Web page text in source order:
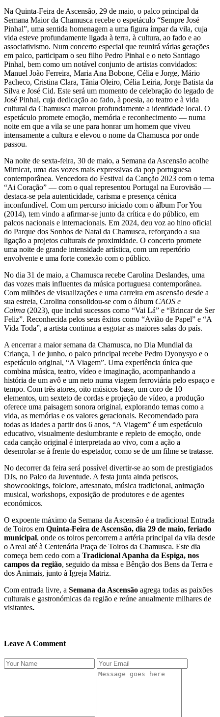
Na Quinta-Feira de Ascensão, 29 de maio, o palco principal da
Semana Maior da Chamusca recebe o espetáculo “Sempre José
Pinhal”, uma sentida homenagem a uma figura ímpar da vila, cuja
vida esteve profundamente ligada à terra, à cultura, ao fado e ao
associativismo. Num concerto especial que reunirá várias gerações
em palco, participam o seu filho Pedro Pinhal e o neto Santiago
Pinhal, bem como um notável conjunto de artistas convidados:
Manuel João Ferreira, Maria Ana Bobone, Célia e Jorge, Mário
Pacheco, Cristina Clara, Tânia Oleiro, Célia Leiria, Jorge Batista da
Silva e José Cid. Este será um momento de celebração do legado de
José Pinhal, cuja dedicação ao fado, à poesia, ao teatro e à vida
cultural da Chamusca marcou profundamente a identidade local. O
espetáculo promete emoção, memória e reconhecimento — numa
noite em que a vila se une para honrar um homem que viveu
intensamente a cultura e elevou o nome da Chamusca por onde
passou.
Na noite de sexta-feira, 30 de maio, a Semana da Ascensão acolhe
Mimicat, uma das vozes mais expressivas da pop portuguesa
contemporânea. Vencedora do Festival da Canção 2023 com o tema
“Ai Coração” — com o qual representou Portugal na Eurovisão —
destaca-se pela autenticidade, carisma e presença cénica
inconfundível. Com um percurso iniciado com o álbum For You
(2014), tem vindo a afirmar-se junto da crítica e do público, em
palcos nacionais e internacionais. Em 2024, deu voz ao hino oficial
do Parque dos Sonhos de Natal da Chamusca, reforçando a sua
ligação a projetos culturais de proximidade. O concerto promete
uma noite de grande intensidade artística, com um repertório
envolvente e uma forte conexão com o público.
No dia 31 de maio, a Chamusca recebe Carolina Deslandes, uma
das vozes mais influentes da música portuguesa contemporânea.
Com milhões de visualizações e uma carreira em ascensão desde a
sua estreia, Carolina consolidou-se com o álbum CAOS e
Calma (2023), que inclui sucessos como “Vai Lá” e “Brincar de Ser
Feliz”. Reconhecida pelos seus êxitos como “Avião de Papel” e “A
Vida Toda”, a artista continua a esgotar as maiores salas do país.
A encerrar a maior semana da Chamusca, no Dia Mundial da
Criança, 1 de junho, o palco principal recebe Pedro Dyonysyo e o
espetáculo original, “A Viagem”. Uma experiência única que
combina música, teatro, vídeo e imaginação, acompanhando a
história de um avô e um neto numa viagem ferroviária pelo espaço e
tempo. Com três atores, oito músicos base, um coro de 10
elementos, um sexteto de cordas e projeção de vídeo, a produção
oferece uma paisagem sonora original, explorando temas como a
vida, as memórias e os valores geracionais. Recomendado para
todas as idades a partir dos 6 anos, “A Viagem” é um espetáculo
educativo, visualmente deslumbrante e repleto de emoção, onde
cada canção original é interpretada ao vivo, com a ação a
desenrolar-se à frente do espetador, como se de um filme se tratasse.
No decorrer da feira será possível divertir-se ao som de prestigiados
DJs, no Palco da Juventude. A festa junta ainda petiscos,
showcookings, folclore, artesanato, música tradicional, animação
musical, workshops, exposição de produtores e de agentes
económicos.
O expoente máximo da Semana da Ascensão é a tradicional Entrada
de Toiros em Quinta-Feira de Ascensão, dia 29 de maio, feriado
municipal, onde os toiros percorrem a artéria principal da vila desde
o Areal até à Centenária Praça de Toiros da Chamusca. Este dia
começa bem cedo com a Tradicional Apanha da Espiga, nos
campos da região, seguido da missa e Bênção dos Bens da Terra e
dos Animais, junto à Igreja Matriz.
Com entrada livre, a Semana da Ascensão agrega todas as paixões
culturais e gastronómicas da região e reúne anualmente milhares de
visitantes.
Leave A Comment